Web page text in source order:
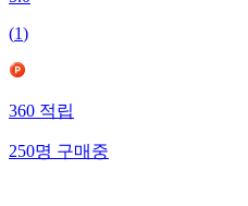
(1)
360적립
250명구매중